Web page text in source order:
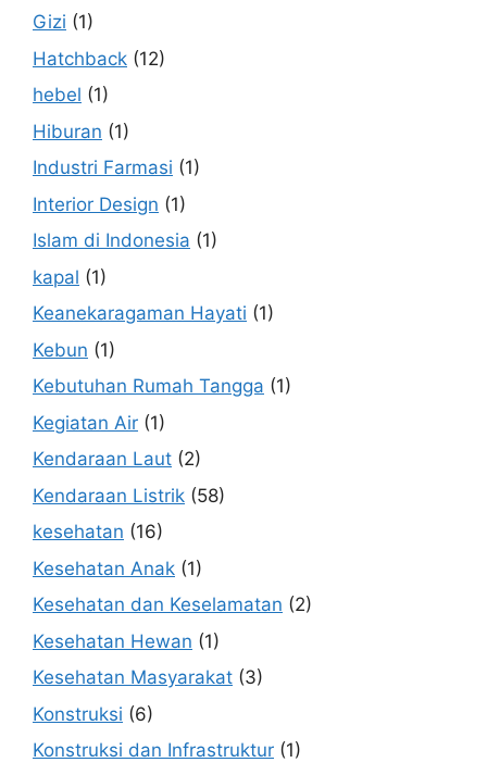
Gizi (1)
Hatchback (12)
hebel (1)
Hiburan (1)
Industri Farmasi (1)
Interior Design (1)
Islam di Indonesia (1)
kapal (1)
Keanekaragaman Hayati (1)
Kebun (1)
Kebutuhan Rumah Tangga (1)
Kegiatan Air (1)
Kendaraan Laut (2)
Kendaraan Listrik (58)
kesehatan (16)
Kesehatan Anak (1)
Kesehatan dan Keselamatan (2)
Kesehatan Hewan (1)
Kesehatan Masyarakat (3)
Konstruksi (6)
Konstruksi dan Infrastruktur (1)